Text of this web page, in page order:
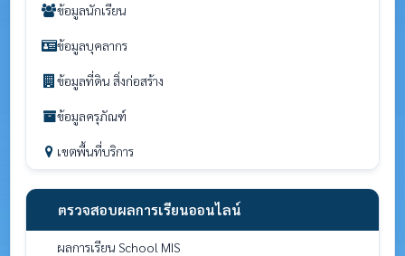
ข้อมูลนักเรียน
ข้อมูลบุคลากร
ข้อมูลที่ดิน สิ่งก่อสร้าง
ข้อมูลครุภัณฑ์
เขตพื้นที่บริการ
ตรวจสอบผลการเรียนออนไลน์
ผลการเรียน School MIS